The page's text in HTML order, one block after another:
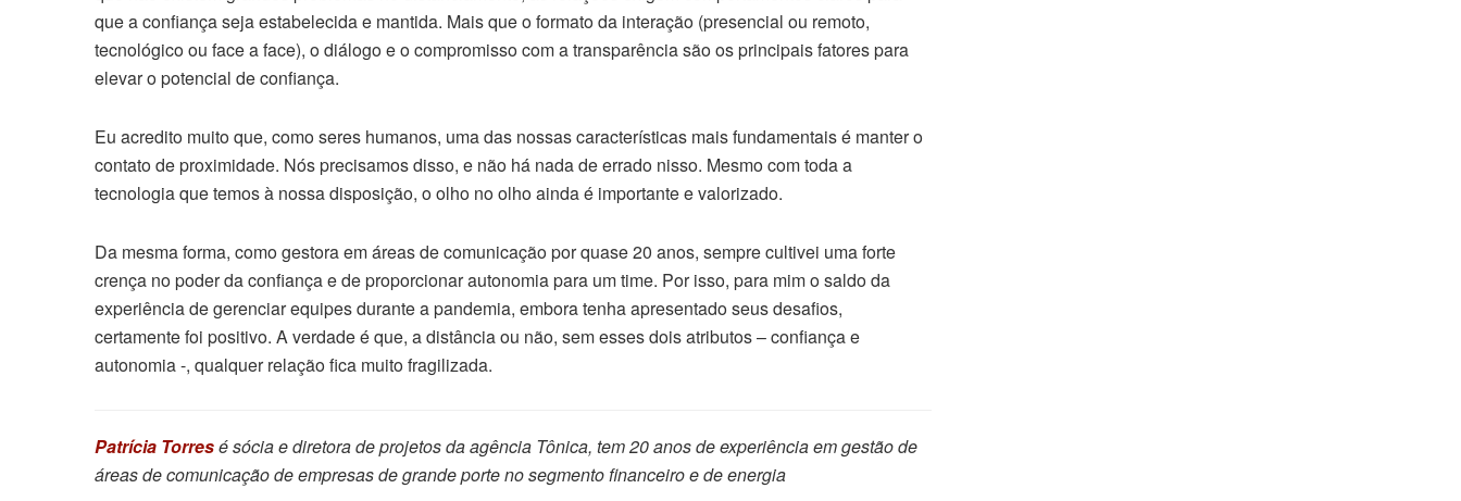
que a confiança seja estabelecida e mantida. Mais que o formato da interação (presencial ou remoto,
tecnológico ou face a face), o diálogo e o compromisso com a transparência são os principais fatores para
elevar o potencial de confiança.
Eu acredito muito que, como seres humanos, uma das nossas características mais fundamentais é manter o
contato de proximidade. Nós precisamos disso, e não há nada de errado nisso. Mesmo com toda a
tecnologia que temos à nossa disposição, o olho no olho ainda é importante e valorizado.
Da mesma forma, como gestora em áreas de comunicação por quase 20 anos, sempre cultivei uma forte
crença no poder da confiança e de proporcionar autonomia para um time. Por isso, para mim o saldo da
experiência de gerenciar equipes durante a pandemia, embora tenha apresentado seus desafios,
certamente foi positivo. A verdade é que, a distância ou não, sem esses dois atributos – confiança e
autonomia -, qualquer relação fica muito fragilizada.
Patrícia Torresé sócia e diretora de projetos da agência Tônica, tem 20 anos de experiência em gestão de
áreas de comunicação de empresas de grande porte no segmento financeiro e de energia